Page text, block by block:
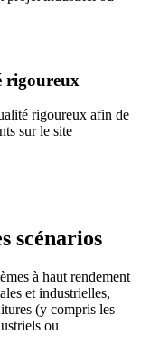
rigoureux
rigoureux afin de
sur le site
scénarios
à haut rendement
et industrielles,
(y compris les
ou